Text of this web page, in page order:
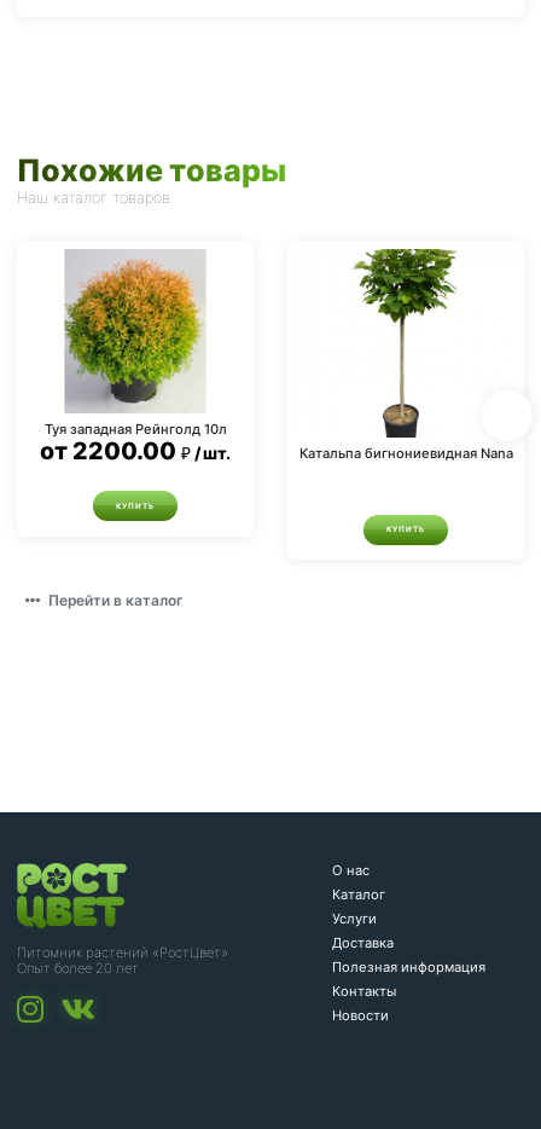
Похожие товары
Наш каталог товаров
Туя западная Рейнголд 10л
от 2200.00 шт.
КУПИТЬ
Катальпа бигнониевидная Nana
КУПИТЬ
Перейти в каталог
Питомник растений «РостЦвет»
Опыт более 20 лет
О нас
Каталог
Услуги
Доставка
Полезная информация
Контакты
Новости